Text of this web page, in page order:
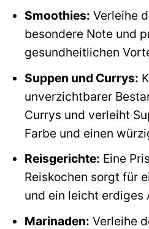
Smoothies: Verleihe
besondere Note und
gesundheitlichen
Suppen und Currys:
unverzichtbarer
Currys und verleiht
Farbe und einen
Reisgerichte: Eine
Reiskochen sorgt für
und ein leicht erdiges
Marinaden: Verleihe